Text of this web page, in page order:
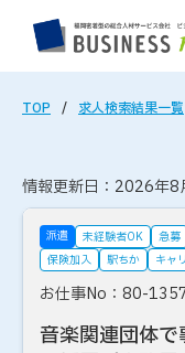
TOP 求人検索結果一覧
情報更新日：2026年8
派遣 未経験者OK 急募
保険加入
駅ちか キャ
お仕事No：80-
音楽関連団体